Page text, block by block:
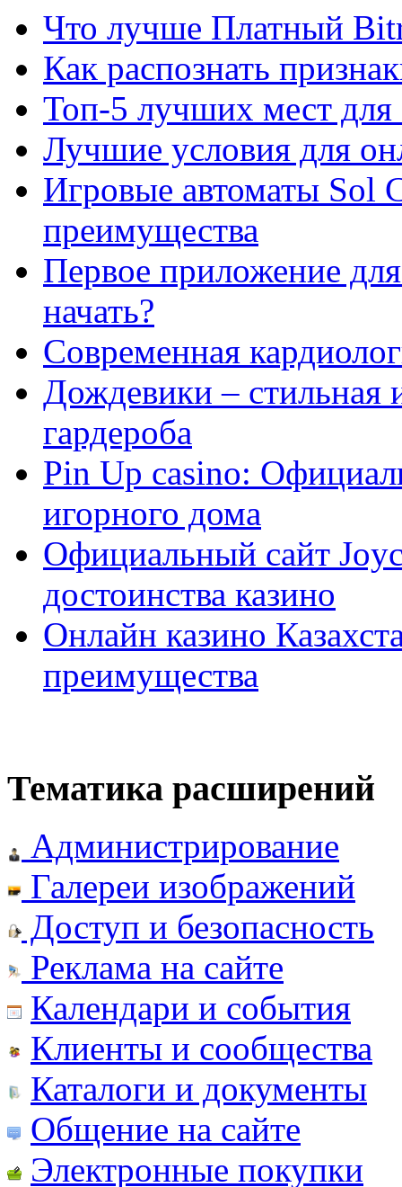
Что лучше Платный
Как распознать
Топ-5 лучших мест для
Лучшие условия для
Игровые автоматы Sol
преимущества
Первое приложение
начать?
Современная
Дождевики – стильная
гардероба
Pin Up casino:
игорного дома
Официальный сайт
достоинства казино
Онлайн казино
преимущества
Тематика расширений
Администрирование
Галереи изображений
Доступ и безопасность
Реклама на сайте
Календари и события
Клиенты и сообщества
Каталоги и документы
Общение на сайте
Электронные покупки